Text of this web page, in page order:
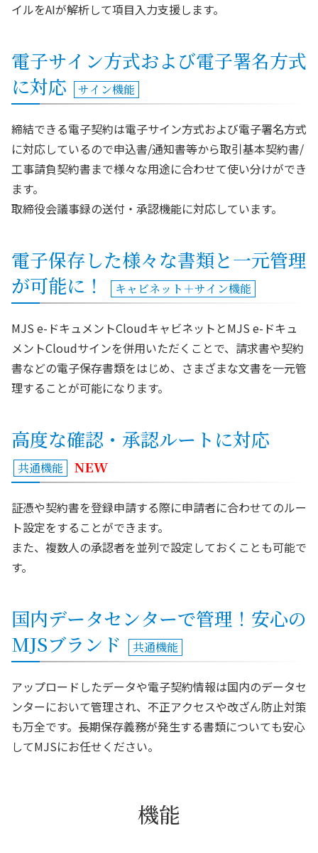
イルをAIが解析して項目入力支援します。
電子サイン方式および電子署名方式
に対応
サイン機能
締結できる電子契約は電子サイン方式および電子署名方式
に対応しているので申込書/通知書等から取引基本契約書/
工事請負契約書まで様々な用途に合わせて使い分けができ
ます。
取締役会議事録の送付・承認機能に対応しています。
電子保存した様々な書類と一元管理
が可能に！
キャビネット＋サイン機能
MJS e-ドキュメントCloudキャビネットとMJS e-ドキュ
メントCloudサインを併用いただくことで、請求書や契約
書などの電子保存書類をはじめ、さまざまな文書を一元管
理することが可能になります。
高度な確認・承認ルートに対応
共通機能 NEW
証憑や契約書を登録申請する際に申請者に合わせてのルー
ト設定をすることができます。
また、複数人の承認者を並列で設定しておくことも可能で
す。
国内データセンターで管理！安心の
MJSブランド
共通機能
アップロードしたデータや電子契約情報は国内のデータセ
ンターにおいて管理され、不正アクセスや改ざん防止対策
も万全です。長期保存義務が発生する書類についても安心
してMJSにお任せください。
機能